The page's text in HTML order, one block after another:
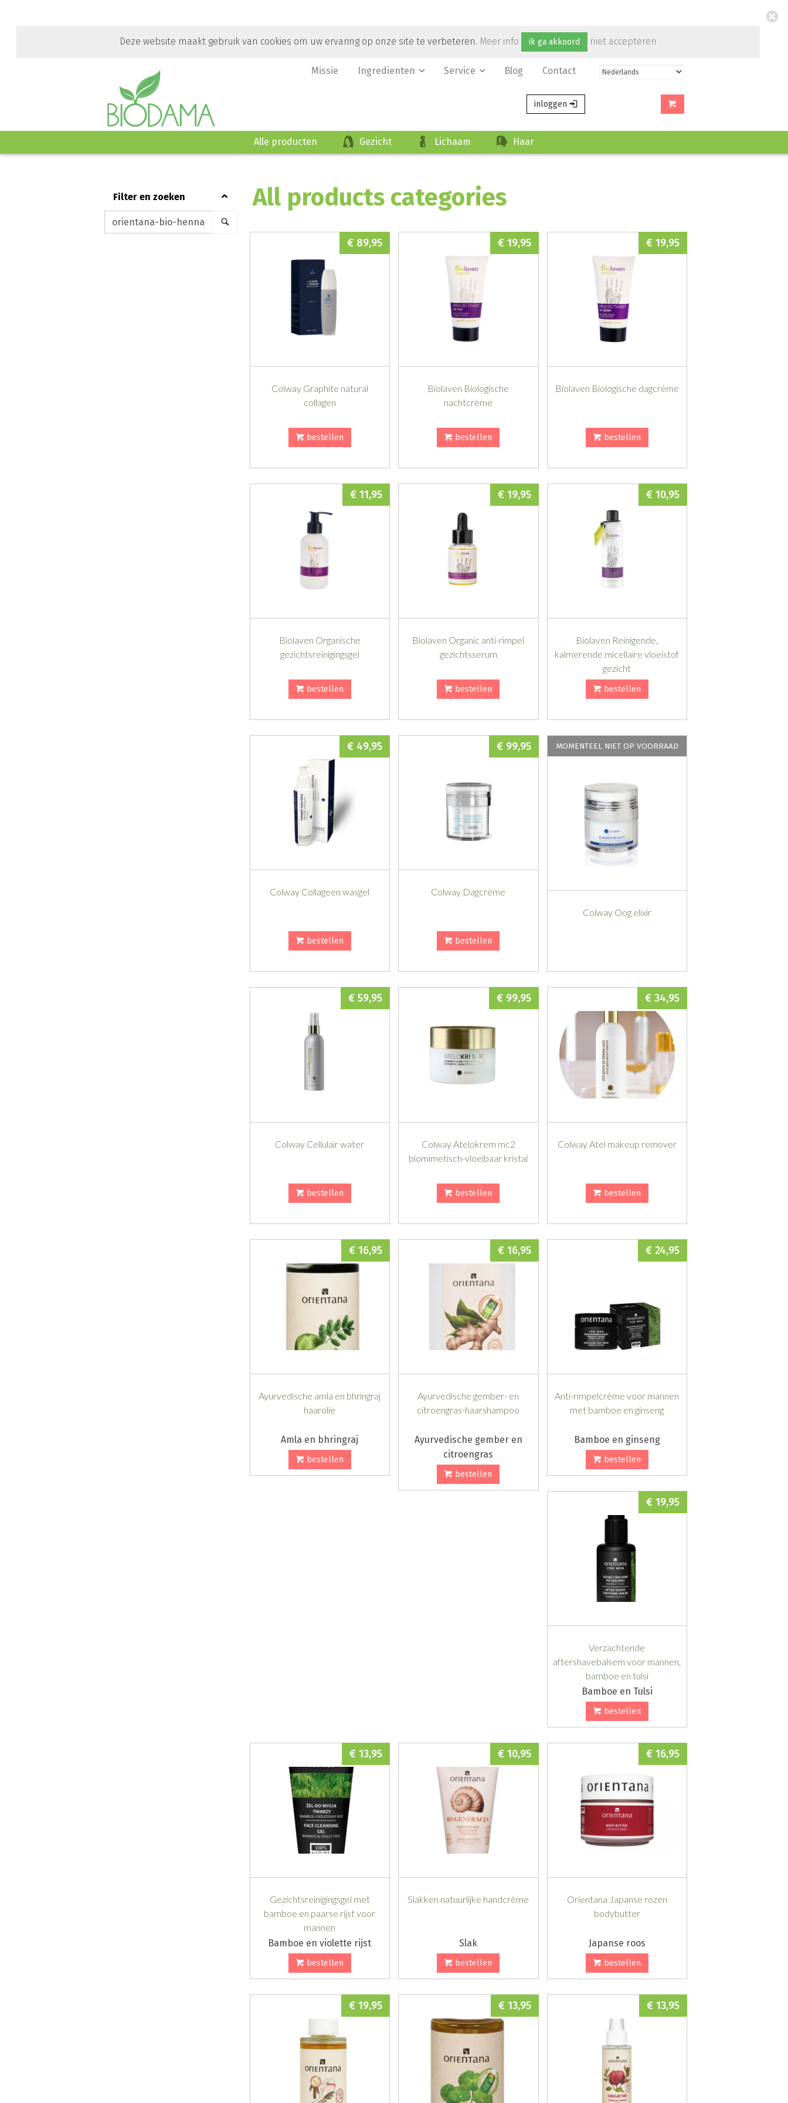
Deze website maakt gebruik van cookies om uw ervaring op onze site te verbeteren. Meer info ik ga akkoord niet accepteren
Missie Ingredienten Service Blog Contact
inloggen
Alle producten Gezicht Lichaam Haar
filter en zoeken
Keywords
All products categories
Colway Graphite natural
collagen
€ 89,95
bestellen
Biolaven Biologische
nachtcrème
€ 19,95
bestellen
Biolaven Biologische dagcrème
€ 19,95
bestellen
Biolaven Organische
gezichtsreinigingsgel
€ 11,95
bestellen
Biolaven Organic anti-rimpel
gezichtsserum
€ 19,95
bestellen
Biolaven Reinigende,
kalmerende micellaire vloeistof
gezicht
€ 10,95
bestellen
Colway Collageen wasgel
€ 49,95
bestellen
Colway Dagcrème
€ 99,95
bestellen
Colway Oog elixir
MOMENTEEL NIET OP VOORRAAD
Colway Cellulair water
€ 59,95
bestellen
Colway Atelokrem mc2
biomimetisch-vloeibaar kristal
€ 99,95
bestellen
Colway Atel makeup remover
€ 34,95
bestellen
Ayurvedische amla en bhringraj
haarolie
Amla en bhringraj
€ 16,95
bestellen
Ayurvedische gember- en
citroengras-haarshampoo
Ayurvedische gember en
citroengras
€ 16,95
bestellen
Anti-rimpelcrème voor mannen
met bamboe en ginseng
Bamboe en ginseng
€ 24,95
bestellen
Verzachtende
aftershavebalsem voor mannen,
bamboe en tulsi
Bamboe en Tulsi
€ 19,95
bestellen
Gezichtsreinigingsgel met
bamboe en paarse rijst voor
mannen
Bamboe en violette rijst
€ 13,95
bestellen
Slakken natuurlijke handcrème
Slak
€ 10,95
bestellen
Orientana Japanse rozen
bodybutter
Japanse roos
€ 16,95
bestellen
€ 19,95 € 13,95 € 13,95